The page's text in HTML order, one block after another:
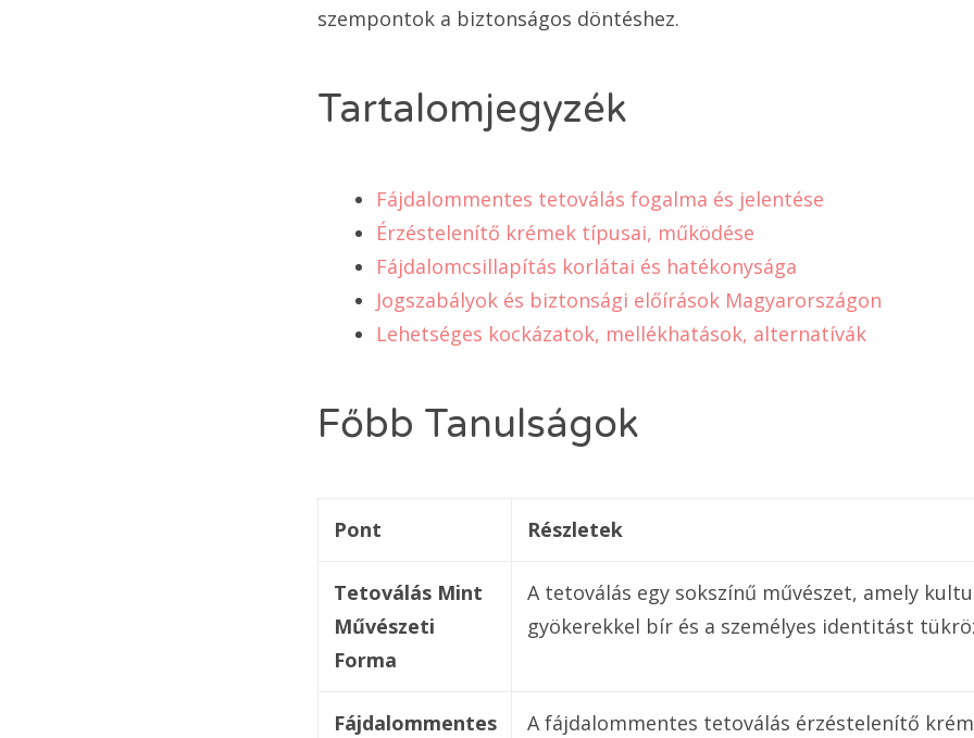
szempontok a biztonságos döntéshez.
Tartalomjegyzék
Fájdalommentes tetoválás fogalma és jelentése
Érzéstelenítő krémek típusai, működése
Fájdalomcsillapítás korlátai és hatékonysága
Jogszabályok és biztonsági előírások Magyarországon
Lehetséges kockázatok, mellékhatások, alternatívák
Főbb Tanulságok
Pont Részletek
Tetoválás Mint
Művészeti
Forma
A tetoválás egy sokszínű művészet, amely
gyökerekkel bír és a személyes identitást
Fájdalommentes
A fájdalommentes tetoválás érzéstelenítő